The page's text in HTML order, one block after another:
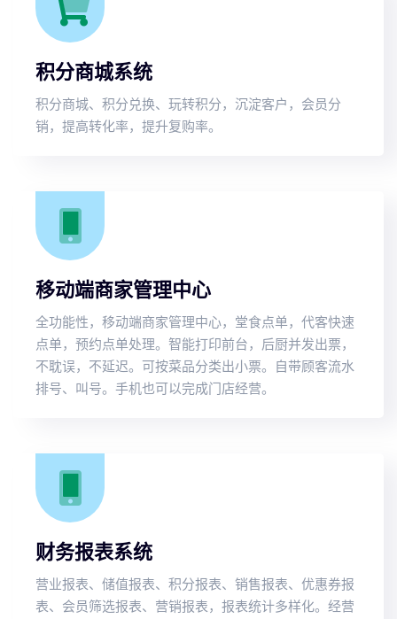
积分商城系统
积分商城、积分兑换、玩转积分，沉淀客户，会员分
销，提高转化率，提升复购率。
移动端商家管理中心
全功能性，移动端商家管理中心，堂食点单，代客快速
点单，预约点单处理。智能打印前台，后厨并发出票，
不耽误，不延迟。可按菜品分类出小票。自带顾客流水
排号、叫号。手机也可以完成门店经营。
财务报表系统
营业报表、储值报表、积分报表、销售报表、优惠券报
表、会员筛选报表、营销报表，报表统计多样化。经营